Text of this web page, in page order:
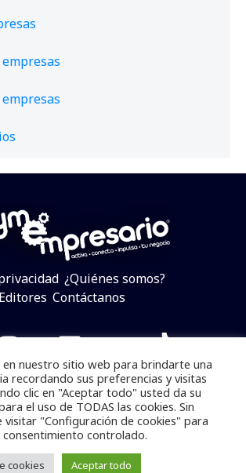
¿Quiénes somos?
Editores Contáctanos
Twitter
LinkedIn
Telegram
YouTube
TikTok
© 2025 Todos los derechos reservados.
de la información total o parcial sin
referencia a la fuente.
en nuestro sitio web para brindarte una
recordando sus preferencias y visitas
clic en "Aceptar todo" usted da su
el uso de TODAS las cookies. Sin
"Configuración de cookies" para
controlado.
cookies Aceptar todo